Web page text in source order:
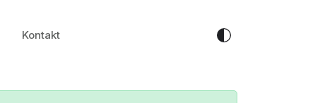
Kontakt